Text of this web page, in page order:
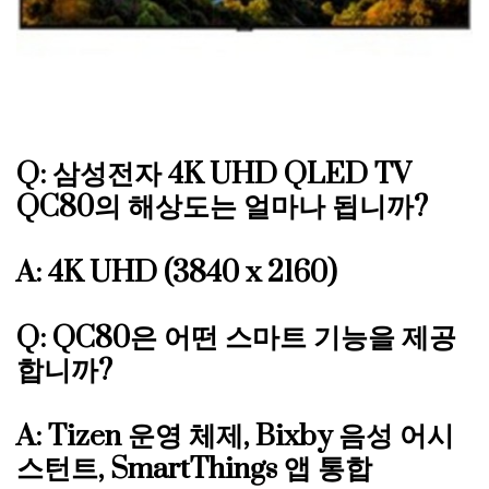
Q: 삼성전자 4K UHD QLED TV
QC80의 해상도는 얼마나 됩니까?
A: 4K UHD (3840 x 2160)
Q: QC80은 어떤 스마트 기능을 제공
합니까?
A: Tizen 운영 체제, Bixby 음성 어시
스턴트, SmartThings 앱 통합